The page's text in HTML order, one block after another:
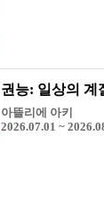
권능: 일상의 계
아뜰리에 아키
2026.07.01 ~